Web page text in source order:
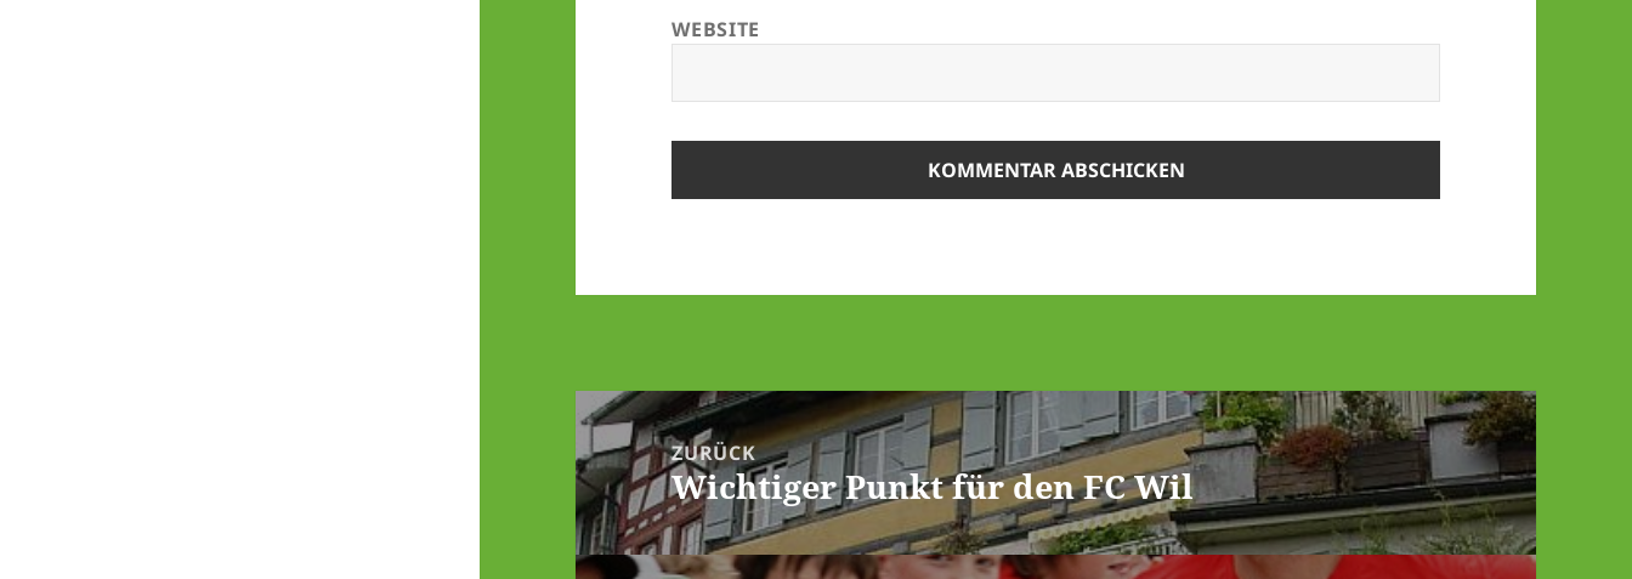
WEBSITE
Beitrags-
NavigationZURÜCK
Vorheriger
Beitrag:
Wichtiger Punkt für den FC Wil